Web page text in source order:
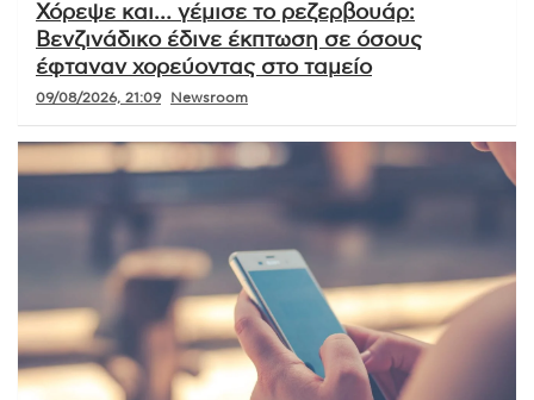
Χόρεψε και… γέμισε το ρεζερβουάρ:
Βενζινάδικο έδινε έκπτωση σε όσους
έφταναν χορεύοντας στο ταμείο
09/08/2026, 21:09 Newsroom